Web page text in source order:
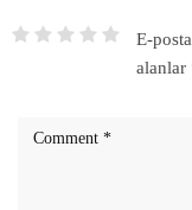
E-
alanlar